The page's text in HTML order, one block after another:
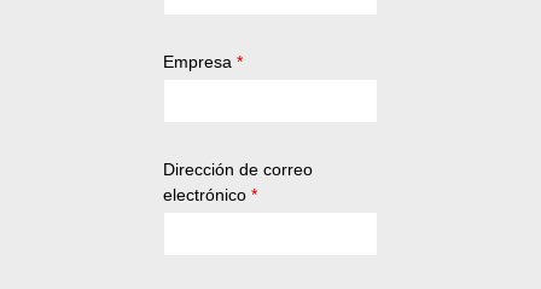
Empresa*
Dirección de correo
electrónico*